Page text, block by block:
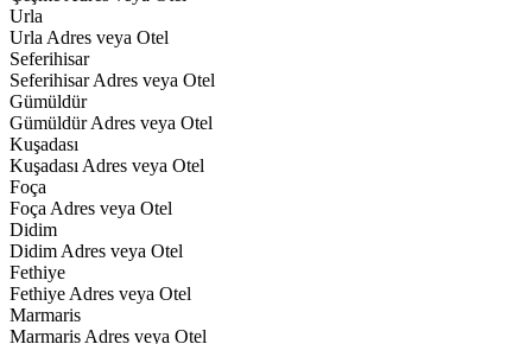
Urla
Urla Adres veya Otel
Seferihisar
Seferihisar Adres veya Otel
Gümüldür
Gümüldür Adres veya Otel
Kuşadası
Kuşadası Adres veya Otel
Foça
Foça Adres veya Otel
Didim
Didim Adres veya Otel
Fethiye
Fethiye Adres veya Otel
Marmaris
Marmaris Adres veya Otel